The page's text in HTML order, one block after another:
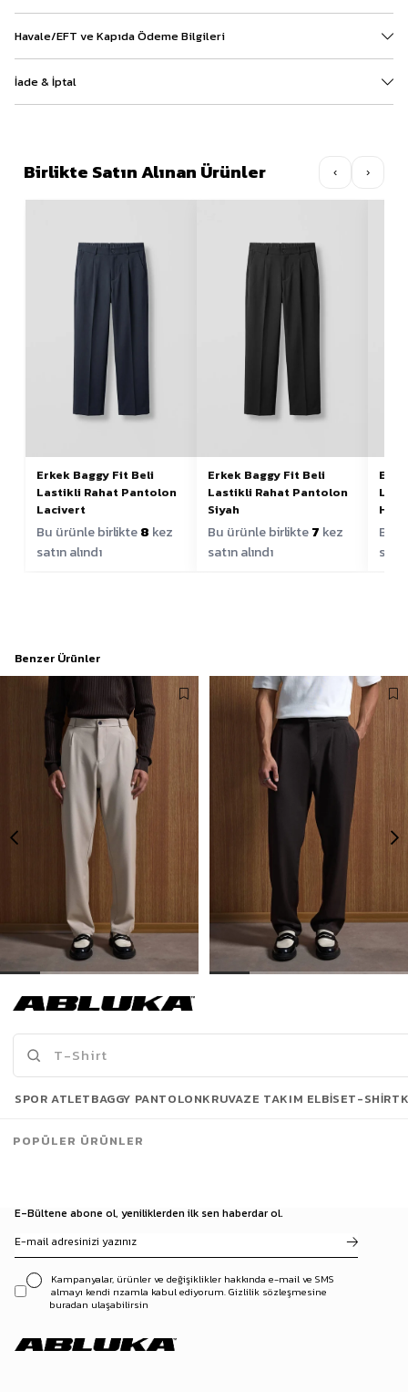
Havale/EFT ve Kapıda Ödeme Bilgileri
İade & İptal
Birlikte Satın Alınan Ürünler ‹ ›
Erkek Baggy Fit Beli
Lastikli Rahat Pantolon
Lacivert
Bu ürünle birlikte8 kez
satın alındı
Erkek Baggy Fit Beli
Lastikli Rahat Pantolon
Siyah
Bu ürünle birlikte7 kez
satın alındı
Haki
Bu
Benzer Ürünler
1.299,90 TL
Son Bakılanlar
E-Bültene abone ol, yeniliklerden ilk sen haberdar ol.
Kampanyalar, ürünler ve değişiklikler hakkında e-mail ve SMS
almayı kendi rızamla kabul ediyorum. Gizlilik sözleşmesine
buradan ulaşabilirsin
SPOR ATLETBAGGY PANTOLONKRUVAZE TAKIM ELBISET-SHIRT
POPÜLER ÜRÜNLER